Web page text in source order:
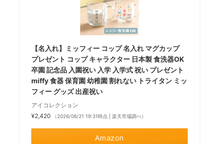
【名入れ】ミッフィー コップ 名入れ マグカップ
プレゼント コップ キャラクター 日本製 食洗器OK
卒園 記念品 入園祝い 入学 入学式 祝い プレゼント
miffy 食器 保育園 幼稚園 割れない トライタン ミッ
フィー グッズ 出産祝い
アイコレクション
¥2,420
（2026/06/21 19:31時点 | 楽天市場調べ）
Amazon